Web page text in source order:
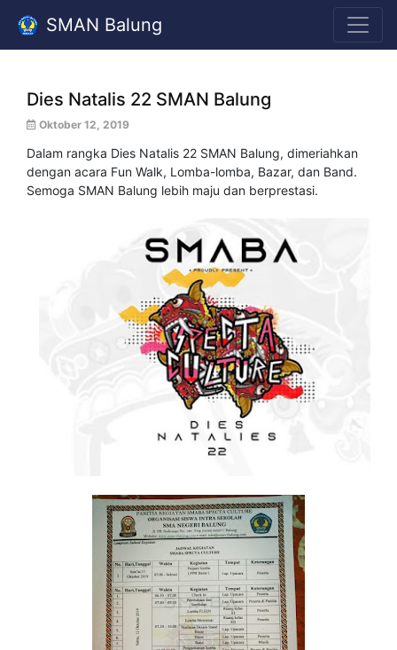
SMAN Balung
Dies Natalis 22 SMAN Balung
Oktober 12, 2019
Dalam rangka Dies Natalis 22 SMAN Balung, dimeriahkan
dengan acara Fun Walk, Lomba-lomba, Bazar, dan Band.
Semoga SMAN Balung lebih maju dan berprestasi.